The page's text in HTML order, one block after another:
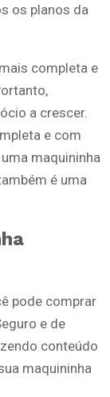
os planos da
completa e
a crescer.
e com
maquininha
é uma
pode comprar
e de
conteúdo
maquininha